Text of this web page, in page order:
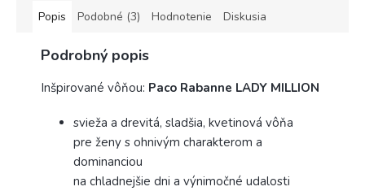
Popis Podobné (3) Hodnotenie Diskusia
Podrobný popis
Inšpirované vôňou: Paco Rabanne LADY MILLION
svieža a drevitá, sladšia, kvetinová vôňa
pre ženy s ohnivým charakterom a
dominanciou
na chladnejšie dni a výnimočné udalosti